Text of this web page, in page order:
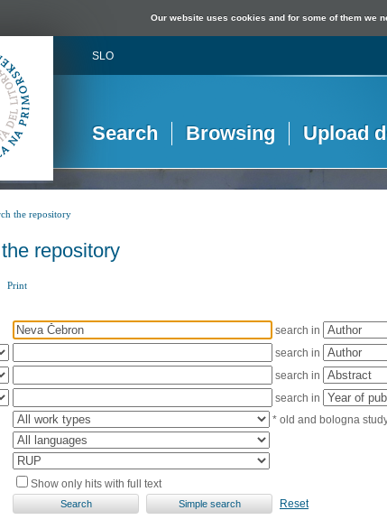
Our website uses cookies and for some of them we
SLO
Search Browsing Upload
the repository
repository
Print
search in
search in
search in
search in
* old and bologna
Show only hits with full text
Reset